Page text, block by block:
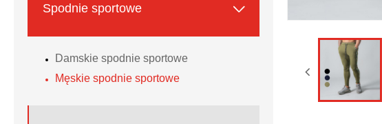
Spodnie sportowe 
Damskie spodnie sportowe
Męskie spodnie sportowe